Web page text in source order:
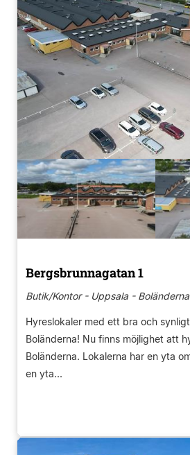
Bergsbrunnagatan 1
Butik/Kontor - Uppsala -
Hyreslokaler med ett bra och
Boländerna! Nu finns möjlighet att
Boländerna. Lokalerna har en yta
en yta...